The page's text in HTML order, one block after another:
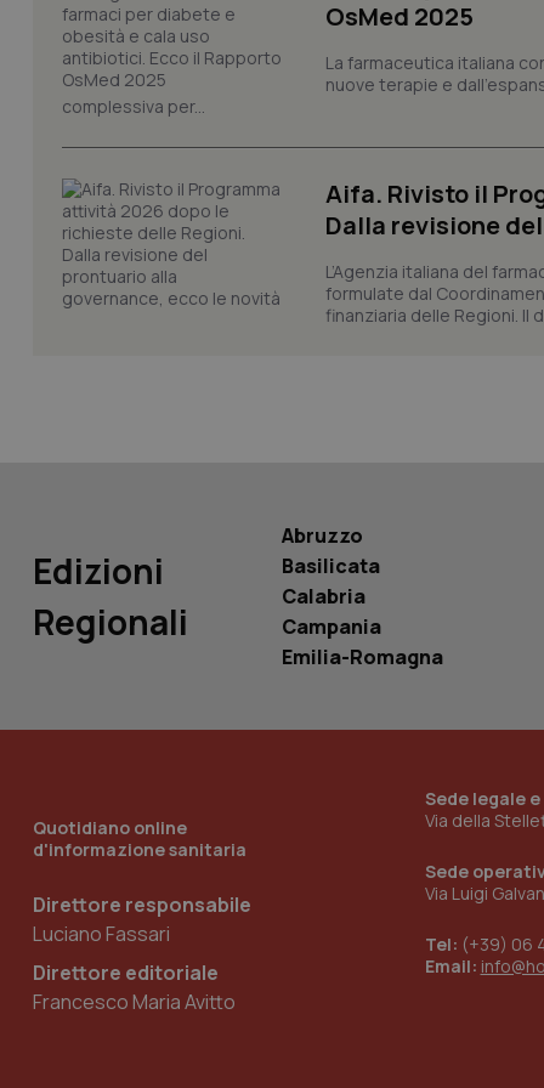
OsMed 2025
La farmaceutica italiana
nuove terapie e
complessiva per...
Aifa. Rivisto il
Dalla revisione
L’Agenzia italiana del
formulate dal
finanziaria delle Regioni. Il
Edizioni
Regionali
Abruzzo
Basilicata
Calabria
Campania
Emilia-Romagna
Quotidiano online
d'informazione sanitaria
Direttore responsabile
Luciano Fassari
Direttore editoriale
Francesco Maria Avitto
Sede legale
Via della
Sede
Via Luigi
Tel: (+39) 06
Email:
tracking-sites-
tracking-enable
session-id
_ga
_ga_KM60CM4NPH
_ga_0VMQEQKQ1N
__Secure-YNID